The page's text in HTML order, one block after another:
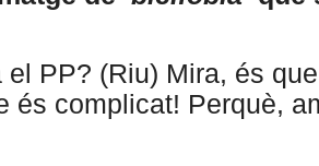
el PP? (Riu) Mira, és
és complicat! Perquè,